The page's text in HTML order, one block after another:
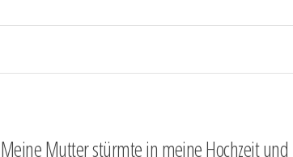
Meine Mutter stürmte in meine Hochzeit und